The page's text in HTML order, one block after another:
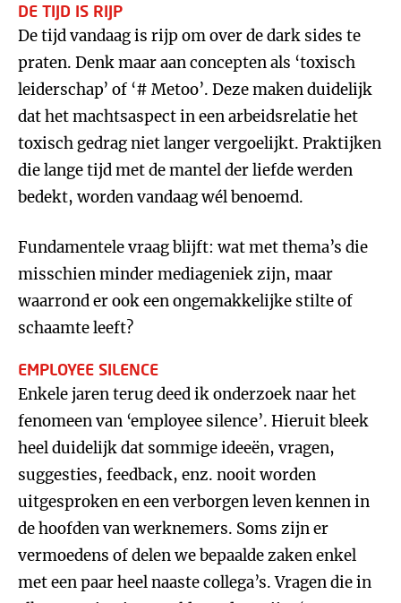
DE TIJD IS RIJP
De tijd vandaag is rijp om over de dark sides te
praten. Denk maar aan concepten als ‘toxisch
leiderschap’ of ‘# Metoo’. Deze maken duidelijk
dat het machtsaspect in een arbeidsrelatie het
toxisch gedrag niet langer vergoelijkt. Praktijken
die lange tijd met de mantel der liefde werden
bedekt, worden vandaag wél benoemd.
Fundamentele vraag blijft: wat met thema’s die
misschien minder mediageniek zijn, maar
waarrond er ook een ongemakkelijke stilte of
schaamte leeft?
EMPLOYEE SILENCE
Enkele jaren terug deed ik onderzoek naar het
fenomeen van ‘employee silence’. Hieruit bleek
heel duidelijk dat sommige ideeën, vragen,
suggesties, feedback, enz. nooit worden
uitgesproken en een verborgen leven kennen in
de hoofden van werknemers. Soms zijn er
vermoedens of delen we bepaalde zaken enkel
met een paar heel naaste collega’s. Vragen die in